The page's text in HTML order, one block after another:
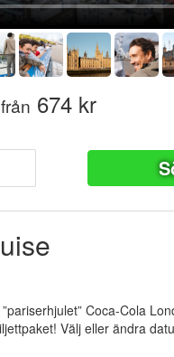
från 674 kr
Coca-Cola
Välj eller ändra